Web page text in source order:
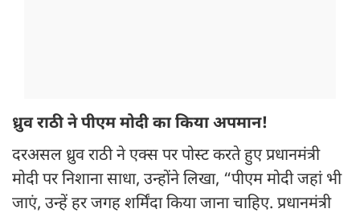
ध्रुव राठी ने पीएम मोदी का किया अपमान!
दरअसल ध्रुव राठी ने एक्स पर पोस्ट करते हुए प्रधानमंत्री
मोदी पर निशाना साधा, उन्होंने लिखा, “पीएम मोदी जहां भी
जाएं, उन्हें हर जगह शर्मिंदा किया जाना चाहिए. प्रधानमंत्री